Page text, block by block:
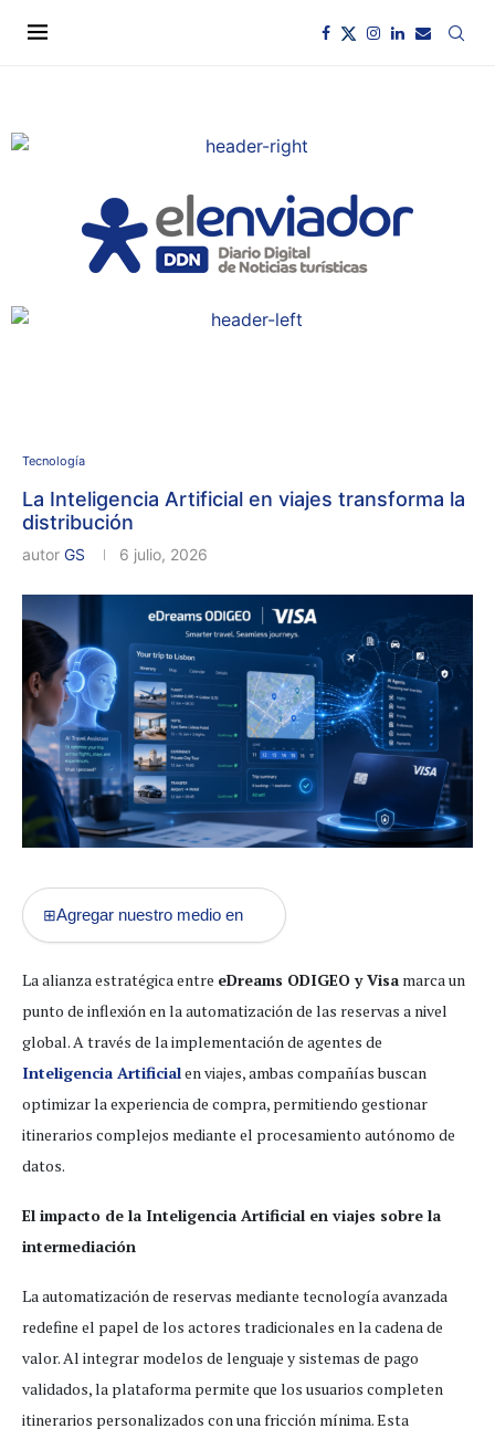
Tecnología
La Inteligencia Artificial en viajes transforma la
distribución
autor GS 6 julio, 2026
⊞Agregar nuestro medio en
La alianza estratégica entre eDreams ODIGEO y Visa marca un
punto de inflexión en la automatización de las reservas a nivel
global. A través de la implementación de agentes de
Inteligencia Artificialen viajes, ambas compañías buscan
optimizar la experiencia de compra, permitiendo gestionar
itinerarios complejos mediante el procesamiento autónomo de
datos.
El impacto de la Inteligencia Artificial en viajes sobre la
intermediación
La automatización de reservas mediante tecnología avanzada
redefine el papel de los actores tradicionales en la cadena de
valor. Al integrar modelos de lenguaje y sistemas de pago
validados, la plataforma permite que los usuarios completen
itinerarios personalizados con una fricción mínima. Esta